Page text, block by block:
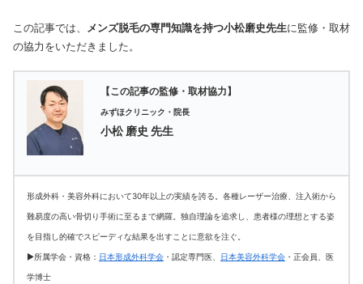
この記事では、 メンズ脱毛の専門知識を持つ小松磨史先生に監修・取材
の協力をいただきました。
【この記事の監修・取材協力】
みずほクリニック・院長
小松 磨史 先生
形成外科・美容外科において30年以上の実績を誇る。各種レーザー治療、注入術から
難易度の高い骨切り手術に至るまで網羅。独自理論を追求し、患者様の理想とする姿
を目指し的確でスピーディな結果を出すことに意欲を注ぐ。
▶所属学会・資格： 日本形成外科学会 ・認定専門医、 日本美容外科学会 ・正会員、医
学博士